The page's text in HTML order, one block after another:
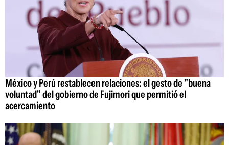
México y Perú restablecen relaciones: el gesto de "buena
voluntad" del gobierno de Fujimori que permitió el
acercamiento